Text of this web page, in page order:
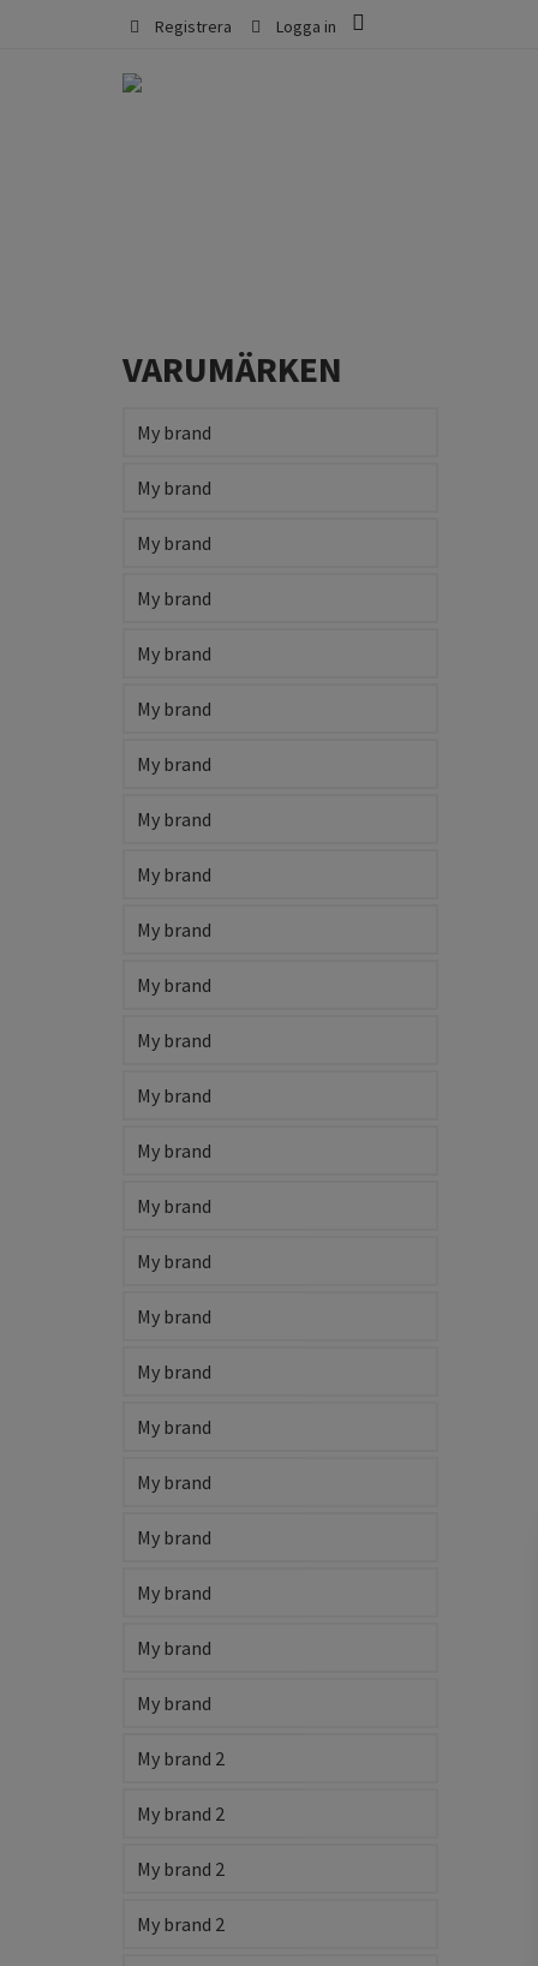
Registrera Logga in
VARUMÄRKEN
My brand
My brand
My brand
My brand
My brand
My brand
My brand
My brand
My brand
My brand
My brand
My brand
My brand
My brand
My brand
My brand
My brand
My brand
My brand
My brand
My brand
My brand
My brand
My brand
My brand 2
My brand 2
My brand 2
My brand 2